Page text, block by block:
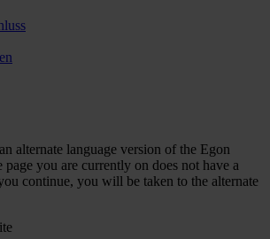
alternate language version of the Egon
you are currently on does not have a
continue, you will be taken to the alternate